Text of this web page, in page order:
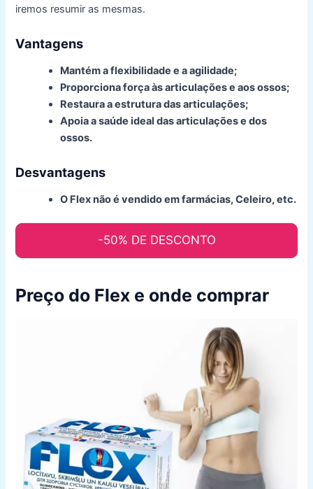
iremos resumir as mesmas.
Vantagens
Mantém a flexibilidade e a agilidade;
Proporciona força às articulações e aos ossos;
Restaura a estrutura das articulações;
Apoia a saúde ideal das articulações e dos
ossos.
Desvantagens
O Flex não é vendido em farmácias, Celeiro, etc.
-50% DE DESCONTO
Preço do Flex e onde comprar